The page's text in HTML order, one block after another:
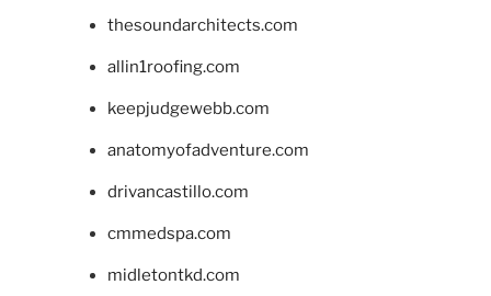
thesoundarchitects.com
allin1roofing.com
keepjudgewebb.com
anatomyofadventure.com
drivancastillo.com
cmmedspa.com
midletontkd.com